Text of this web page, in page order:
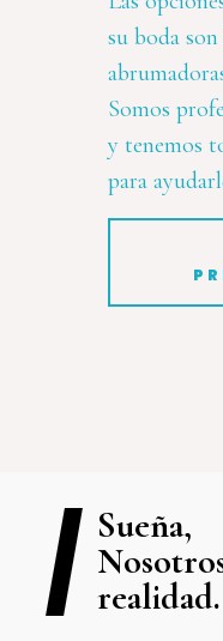
su boda
Somos
y tenemos
para
Sueña,
realidad.